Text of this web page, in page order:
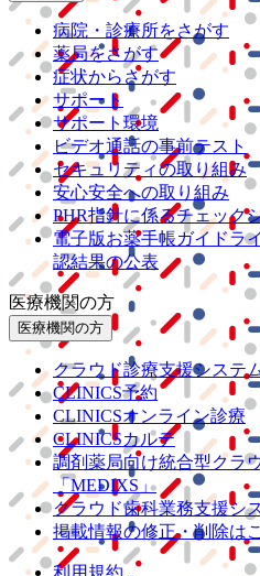
病院・診療所をさがす
薬局をさがす
症状からさがす
サポート
サポート環境
ビデオ通話の事前テスト
セキュリティの取り組み
安心安全への取り組み
PHR指針に係るチェック
電子版お薬手帳ガイドラ
認結果の公表
医療機関の方
医療機関の方
クラウド診療支援システ
CLINICS予約
CLINICSオンライン診療
CLINICSカルテ
調剤薬局向け統合型クラ
「MEDIXS」
クラウド歯科業務支援シ
掲載情報の修正・削除は
利用規約